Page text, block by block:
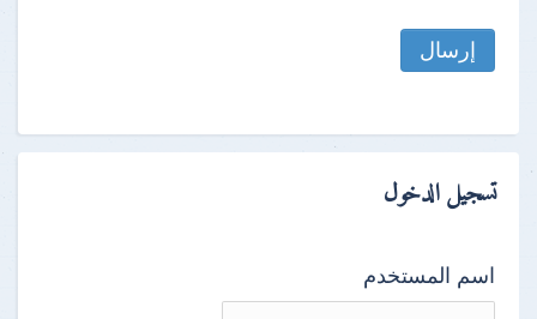
إرسال
تسجيل الدخول
اسم المستخدم